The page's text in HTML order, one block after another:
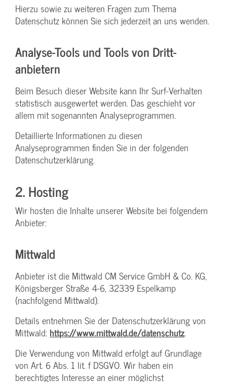
Hierzu sowie zu weiteren Fragen zum Thema
Datenschutz können Sie sich jederzeit an uns wenden.
Analyse-Tools und Tools von Dritt­
anbietern
Beim Besuch dieser Website kann Ihr Surf-Verhalten
statistisch ausgewertet werden. Das geschieht vor
allem mit sogenannten Analyseprogrammen.
Detaillierte Informationen zu diesen
Analyseprogrammen finden Sie in der folgenden
Datenschutzerklärung.
2. Hosting
Wir hosten die Inhalte unserer Website bei folgendem
Anbieter:
Mittwald
Anbieter ist die Mittwald CM Service GmbH & Co. KG,
Königsberger Straße 4-6, 32339 Espelkamp
(nachfolgend Mittwald).
Details entnehmen Sie der Datenschutzerklärung von
Mittwald: https://www.mittwald.de/datenschutz.
Die Verwendung von Mittwald erfolgt auf Grundlage
von Art. 6 Abs. 1 lit. f DSGVO. Wir haben ein
berechtigtes Interesse an einer möglichst